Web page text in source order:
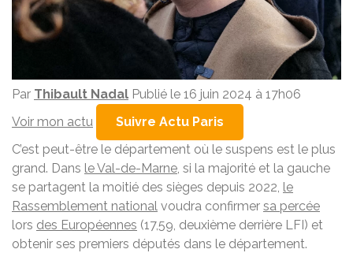
Par Thibault Nadal Publié le 16 juin 2024 à 17h06
Voir mon actu
Suivre Actu Paris
C’est peut-être le département où le suspens est le plus
grand. Dans le Val-de-Marne, si la majorité et la gauche
se partagent la moitié des sièges depuis 2022, le
Rassemblement national voudra confirmer sa percée
lors des Européennes (17,59, deuxième derrière LFI) et
obtenir ses premiers députés dans le département.